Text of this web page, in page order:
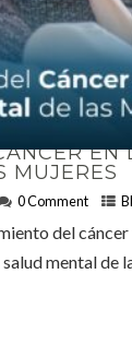
EN
MUJERES
0 Comment
del cáncer
mental de